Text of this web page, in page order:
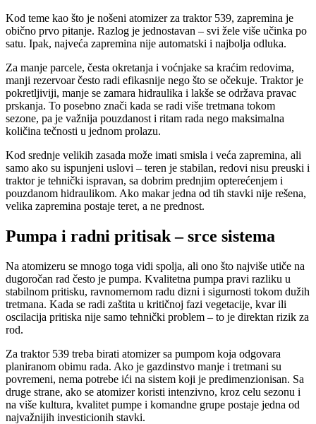
Kod teme kao što je nošeni atomizer za traktor 539, zapremina je
obično prvo pitanje. Razlog je jednostavan – svi žele više učinka po
satu. Ipak, najveća zapremina nije automatski i najbolja odluka.
Za manje parcele, česta okretanja i voćnjake sa kraćim redovima,
manji rezervoar često radi efikasnije nego što se očekuje. Traktor je
pokretljiviji, manje se zamara hidraulika i lakše se održava pravac
prskanja. To posebno znači kada se radi više tretmana tokom
sezone, pa je važnija pouzdanost i ritam rada nego maksimalna
količina tečnosti u jednom prolazu.
Kod srednje velikih zasada može imati smisla i veća zapremina, ali
samo ako su ispunjeni uslovi – teren je stabilan, redovi nisu preuski i
traktor je tehnički ispravan, sa dobrim prednjim opterećenjem i
pouzdanom hidraulikom. Ako makar jedna od tih stavki nije rešena,
velika zapremina postaje teret, a ne prednost.
Pumpa i radni pritisak – srce sistema
Na atomizeru se mnogo toga vidi spolja, ali ono što najviše utiče na
dugoročan rad često je pumpa. Kvalitetna pumpa pravi razliku u
stabilnom pritisku, ravnomernom radu dizni i sigurnosti tokom dužih
tretmana. Kada se radi zaštita u kritičnoj fazi vegetacije, kvar ili
oscilacija pritiska nije samo tehnički problem – to je direktan rizik za
rod.
Za traktor 539 treba birati atomizer sa pumpom koja odgovara
planiranom obimu rada. Ako je gazdinstvo manje i tretmani su
povremeni, nema potrebe ići na sistem koji je predimenzionisan. Sa
druge strane, ako se atomizer koristi intenzivno, kroz celu sezonu i
na više kultura, kvalitet pumpe i komandne grupe postaje jedna od
najvažnijih investicionih stavki.